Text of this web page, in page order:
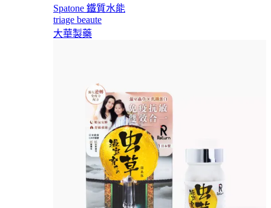
Spatone 鐵質水能
triage beaute
大華製藥